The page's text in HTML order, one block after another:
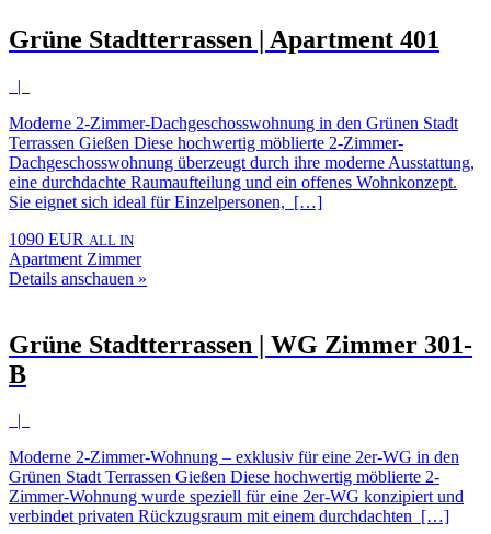
Grüne Stadtterrassen | Apartment 401
|
Moderne 2-Zimmer-Dachgeschosswohnung in den Grünen Stadt
Terrassen Gießen Diese hochwertig möblierte 2-Zimmer-
Dachgeschosswohnung überzeugt durch ihre moderne Ausstattung,
eine durchdachte Raumaufteilung und ein offenes Wohnkonzept.
Sie eignet sich ideal für Einzelpersonen, […]
1090 EUR ALL IN
Apartment Zimmer
Details anschauen »
Grüne Stadtterrassen | WG Zimmer 301-
B
|
Moderne 2-Zimmer-Wohnung – exklusiv für eine 2er-WG in den
Grünen Stadt Terrassen Gießen Diese hochwertig möblierte 2-
Zimmer-Wohnung wurde speziell für eine 2er-WG konzipiert und
verbindet privaten Rückzugsraum mit einem durchdachten […]